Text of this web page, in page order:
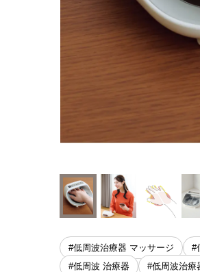
#低周波治療器 マッサージ
#
#低周波 治療器
#低周波治療